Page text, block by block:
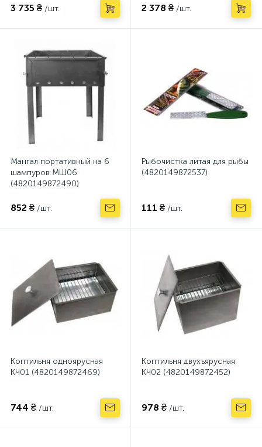
3 735 ₴ /шт. 2 378 ₴ /шт.
Мангал портативный на 6
шампуров МШ06
(4820149872490)
852 ₴ /шт.
Рыбочистка литая для рыбы
(4820149872537)
111 ₴ /шт.
Коптильня одноярусная
КЧ01 (4820149872469)
744 ₴ /шт.
Коптильня двухъярусная
КЧ02 (4820149872452)
978 ₴ /шт.